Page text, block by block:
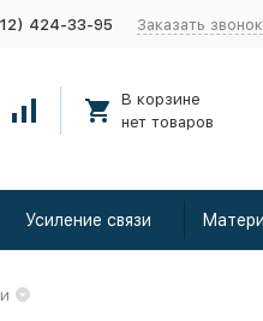
424-33-95 Заказать звонок
В корзине
нет товаров
Усиление связи